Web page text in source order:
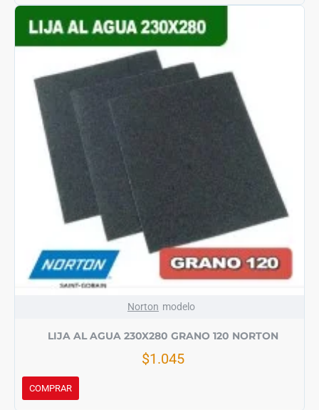
Norton modelo
LIJA AL AGUA 230X280 GRANO 120 NORTON
$1.045
COMPRAR